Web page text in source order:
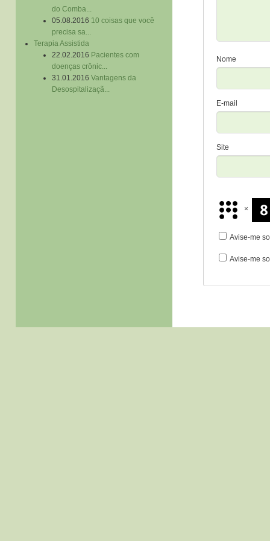
do Comba...
05.08.2016 10 coisas que você
precisa sa...
Terapia Assistida
22.02.2016 Pacientes com
doenças crônic...
31.01.2016 Vantagens da
Desospitalizaçã...
Nome
E-mail
Site
×
Avise-me
Avise-me